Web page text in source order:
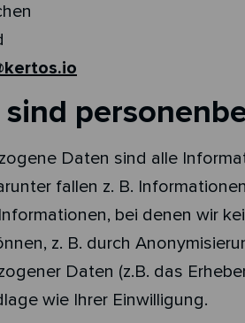
sind
Daten sind alle
fallen z. B.
bei denen wir
z. B. durch
Daten (z.B. das
wie Ihrer Einwilligung.